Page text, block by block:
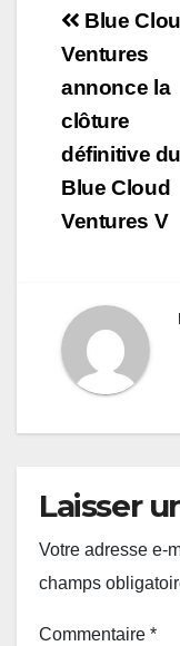
de
l’article
Blue
Ventures
annonce la
clôture
définitive du
Blue Cloud
Ventures V
Laisser
Votre adresse e-
champs
Commentaire *